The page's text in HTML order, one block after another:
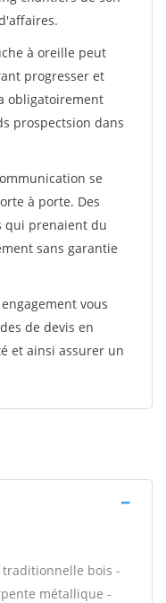
à oreille peut
progresser et
obligatoirement
prospectsion dans
se
à porte. Des
qui prenaient du
sans garantie
vous
de devis en
et ainsi assurer un
bois -
métallique -